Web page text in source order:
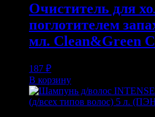
Очиститель для
поглотителем
мл. Clean&Green
187 ₽
В корзину